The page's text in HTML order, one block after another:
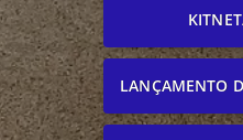
LANÇAMENTO